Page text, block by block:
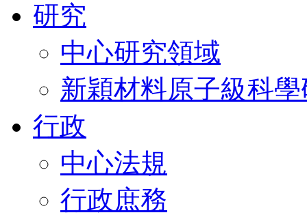
研究
中心研究領域
新穎材料原子級科
行政
中心法規
行政庶務